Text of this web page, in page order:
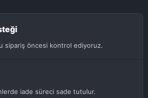
sipariş öncesi kontrol ediyoruz.
iade süreci sade tutulur.